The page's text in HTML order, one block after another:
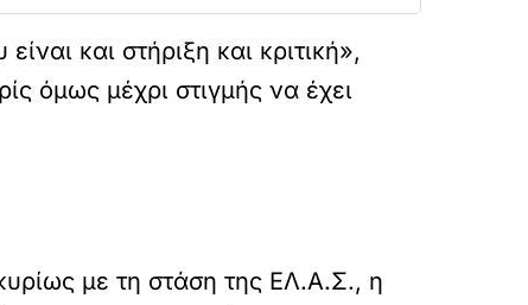
και στήριξη και κριτική»,
όμως μέχρι στιγμής να έχει
με τη στάση της ΕΛ.Α.Σ., η